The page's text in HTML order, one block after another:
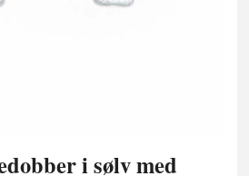
i sølv med